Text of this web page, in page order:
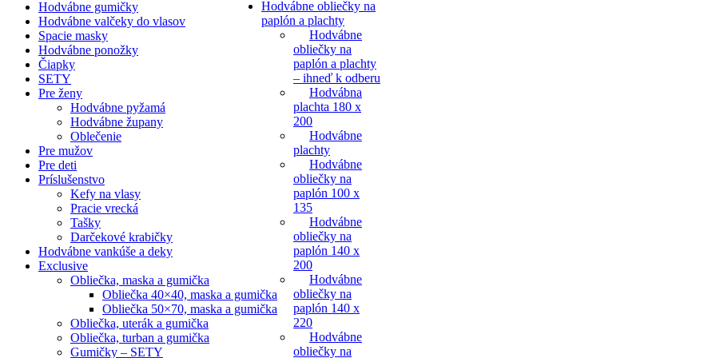
Hodvábne obliečky na
paplón a plachty
Hodvábne
obliečky na
paplón a plachty
– ihneď k odberu
Hodvábna
plachta 180 x
200
Hodvábne
plachty
Hodvábne
obliečky na
paplón 100 x
135
Hodvábne
obliečky na
paplón 140 x
200
Hodvábne
obliečky na
paplón 140 x
220
Hodvábne
obliečky na
Hodvábne gumičky
Hodvábne valčeky do vlasov
Spacie masky
Hodvábne ponožky
Čiapky
SETY
Pre ženy
Hodvábne pyžamá
Hodvábne župany
Oblečenie
Pre mužov
Pre deti
Príslušenstvo
Kefy na vlasy
Pracie vrecká
Tašky
Darčekové krabičky
Hodvábne vankúše a deky
Exclusive
Obliečka, maska a gumička
Obliečka 40×40, maska a gumička
Obliečka 50×70, maska a gumička
Obliečka, uterák a gumička
Obliečka, turban a gumička
Gumičky – SETY